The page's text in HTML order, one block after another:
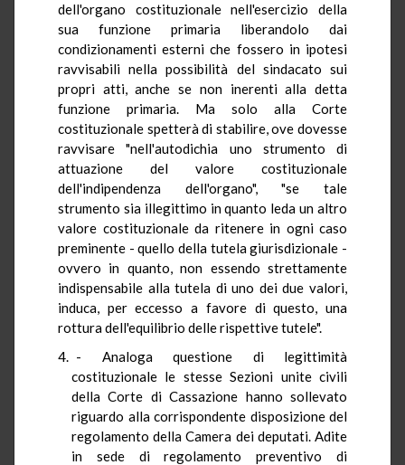
dell'organo costituzionale nell'esercizio della
sua funzione primaria liberandolo dai
condizionamenti esterni che fossero in ipotesi
ravvisabili nella possibilità del sindacato sui
propri atti, anche se non inerenti alla detta
funzione primaria. Ma solo alla Corte
costituzionale spetterà di stabilire, ove dovesse
ravvisare "nell'autodichia uno strumento di
attuazione del valore costituzionale
dell'indipendenza dell'organo", "se tale
strumento sia illegittimo in quanto leda un altro
valore costituzionale da ritenere in ogni caso
preminente - quello della tutela giurisdizionale -
ovvero in quanto, non essendo strettamente
indispensabile alla tutela di uno dei due valori,
induca, per eccesso a favore di questo, una
rottura dell'equilibrio delle rispettive tutele".
- Analoga questione di legittimità
costituzionale le stesse Sezioni unite civili
della Corte di Cassazione hanno sollevato
riguardo alla corrispondente disposizione del
regolamento della Camera dei deputati. Adite
in sede di regolamento preventivo di